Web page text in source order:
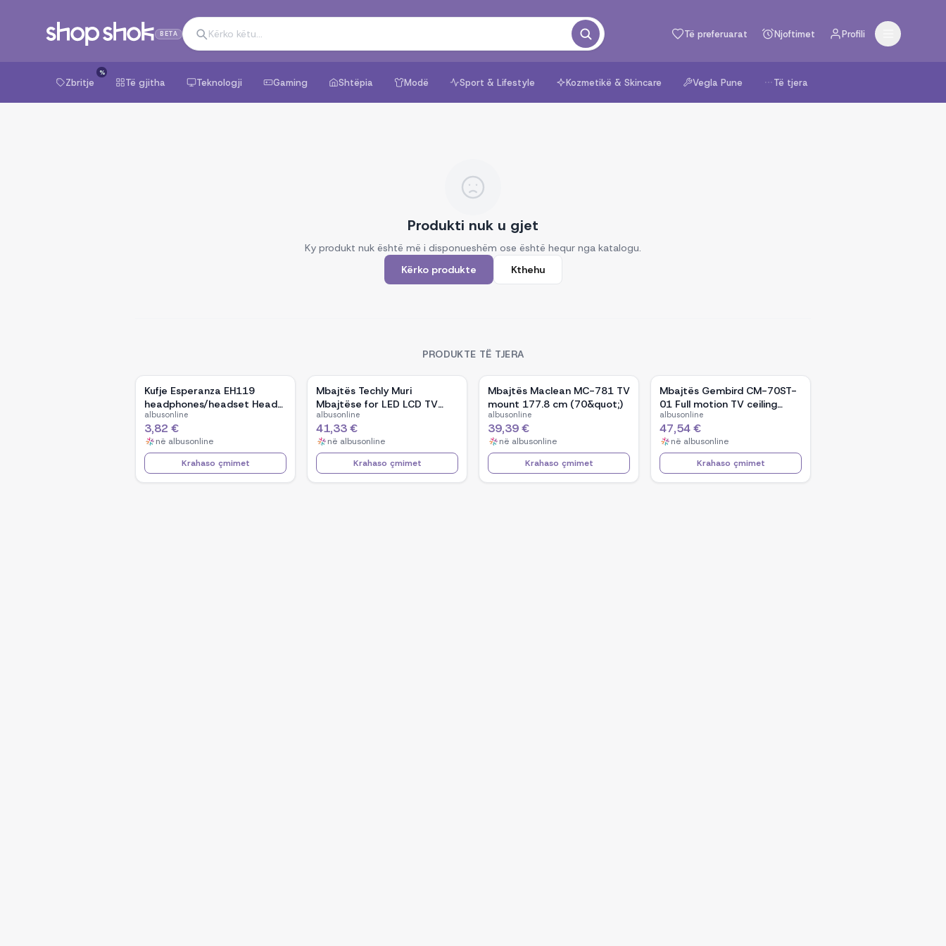
BETA Të preferuarat Njoftimet Profili
Zbritje
%
Të gjitha Teknologji Gaming Shtëpia Modë Sport & Lifestyle Kozmetikë & Skincare Vegla Pune Të tjera
Produkti nuk u gjet
Ky produkt nuk është më i disponueshëm ose është hequr nga katalogu.
Kërko produkte
Kthehu
PRODUKTE TË TJERA
Kufje Esperanza EH119
headphones/headset Head-
band
albusonline
3,82 €
në albusonline
Krahaso çmimet
Mbajtës Techly Muri
Mbajtëse for LED LCD TV
42-80 Ultra Slim Fixe
H600mm&quot; ICA-PLB 860
albusonline
41,33 €
në albusonline
Krahaso çmimet
Mbajtës Maclean MC-781 TV
mount 177.8 cm (70&quot;)
albusonline
39,39 €
në albusonline
Krahaso çmimet
Mbajtës Gembird CM-70ST-
01 Full motion TV ceiling
mount/ 32&quot; -
70&quot;/ 50kg
albusonline
47,54 €
në albusonline
Krahaso çmimet